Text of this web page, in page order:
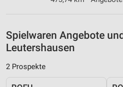
Spielwaren Angebote
Leutershausen
2 Prospekte